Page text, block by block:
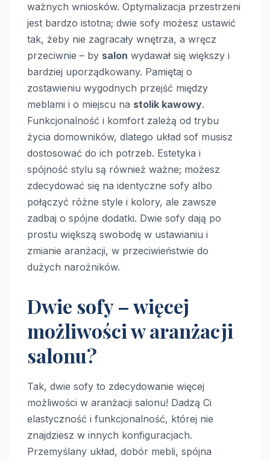
ważnych wniosków. Optymalizacja przestrzeni
jest bardzo istotna; dwie sofy możesz ustawić
tak, żeby nie zagracały wnętrza, a wręcz
przeciwnie – by salon wydawał się większy i
bardziej uporządkowany. Pamiętaj o
zostawieniu wygodnych przejść między
meblami i o miejscu na stolik kawowy.
Funkcjonalność i komfort zależą od trybu
życia domowników, dlatego układ sof musisz
dostosować do ich potrzeb. Estetyka i
spójność stylu są również ważne; możesz
zdecydować się na identyczne sofy albo
połączyć różne style i kolory, ale zawsze
zadbaj o spójne dodatki. Dwie sofy dają po
prostu większą swobodę w ustawianiu i
zmianie aranżacji, w przeciwieństwie do
dużych narożników.
Dwie sofy – więcej
możliwości w aranżacji
salonu?
Tak, dwie sofy to zdecydowanie więcej
możliwości w aranżacji salonu! Dadzą Ci
elastyczność i funkcjonalność, której nie
znajdziesz w innych konfiguracjach.
Przemyślany układ, dobór mebli, spójna